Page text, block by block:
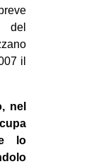
del
il
nel
lo